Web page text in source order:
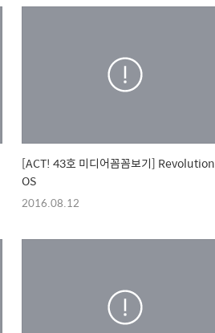
[ACT! 43호 미디어꼼꼼보기] Revolution
OS
2016.08.12